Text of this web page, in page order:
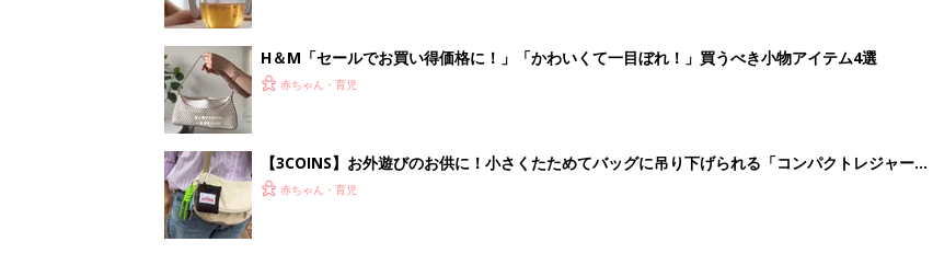
H＆М「セールでお買い得価格に！」「かわいくて一目ぼれ！」買うべき小物アイテム4選
赤ちゃん・育児
【3COINS】お外遊びのお供に！小さくたためてバッグに吊り下げられる「コンパクトレジャーシ
ート」
赤ちゃん・育児